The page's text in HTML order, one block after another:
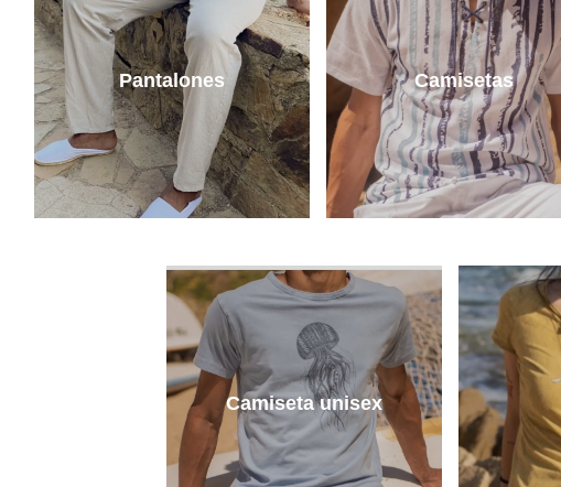
Pantalones Camisetas
Camiseta unisex